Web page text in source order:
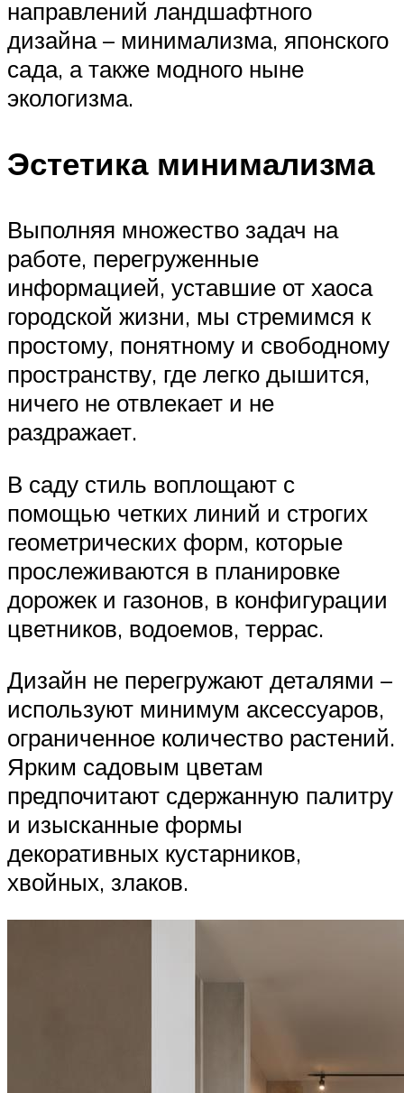
направлений ландшафтного
дизайна – минимализма, японского
сада, а также модного ныне
экологизма.
Эстетика минимализма
Выполняя множество задач на
работе, перегруженные
информацией, уставшие от хаоса
городской жизни, мы стремимся к
простому, понятному и свободному
пространству, где легко дышится,
ничего не отвлекает и не
раздражает.
В саду стиль воплощают с
помощью четких линий и строгих
геометрических форм, которые
прослеживаются в планировке
дорожек и газонов, в конфигурации
цветников, водоемов, террас.
Дизайн не перегружают деталями –
используют минимум аксессуаров,
ограниченное количество растений.
Ярким садовым цветам
предпочитают сдержанную палитру
и изысканные формы
декоративных кустарников,
хвойных, злаков.